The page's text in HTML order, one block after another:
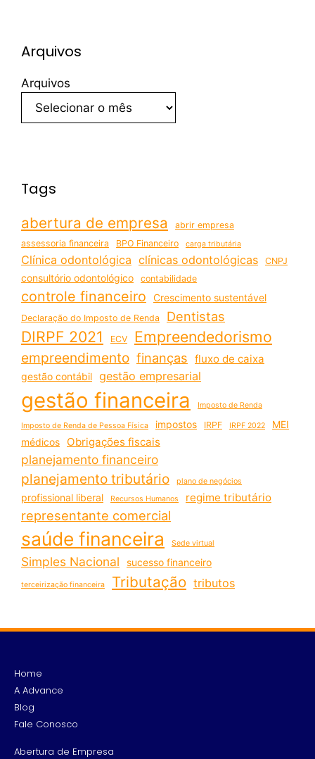
Arquivos
Arquivos
Tags
abertura de empresa
abrir empresa
assessoria financeira
BPO Financeiro carga tributária
Clínica odontológica clínicas odontológicas CNPJ
consultório odontológico contabilidade
controle financeiro Crescimento sustentável
Declaração do Imposto de Renda Dentistas
DIRPF 2021 ECV Empreendedorismo
empreendimento finanças fluxo de caixa
gestão contábil gestão empresarial
gestão financeira Imposto de Renda
Imposto de Renda de Pessoa Física impostos IRPF IRPF 2022
MEI
médicos
Obrigações fiscais
planejamento financeiro
planejamento tributário plano de negócios
profissional liberal Recursos Humanos regime tributário
representante comercial
saúde financeira Sede virtual
Simples Nacional sucesso financeiro
terceirização financeira Tributação tributos
Home
A Advance
Blog
Fale Conosco
Abertura de Empresa